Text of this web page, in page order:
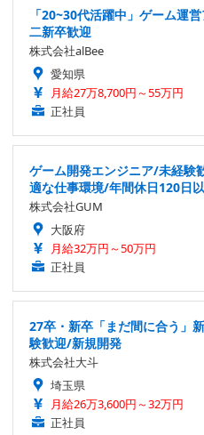
「20~30代活躍中」ゲーム運
二新卒歓迎
株式会社alBee
愛知県
月給27万8,700円～55万円
正社員
ゲーム開発エンジニア/未経験
適な仕事環境/年間休日120日
株式会社GUM
大阪府
月給32万円～50万円
正社員
27卒・新卒「まだ間に合う」
験歓迎/新規開発
株式会社大斗
埼玉県
月給26万3,600円～32万円
正社員